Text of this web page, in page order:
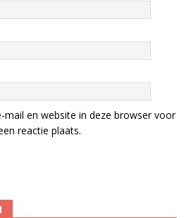
mail en website in deze browser voor
reactie plaats.